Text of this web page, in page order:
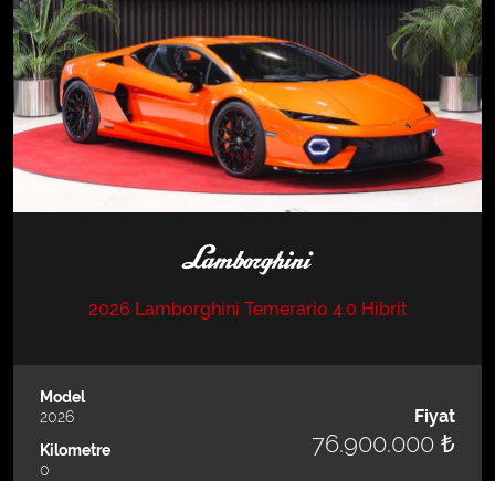
2026 Lamborghini Temerario 4.0 Hibrit
Model
2026
Kilometre
0
Fiyat
76.900.000 ₺